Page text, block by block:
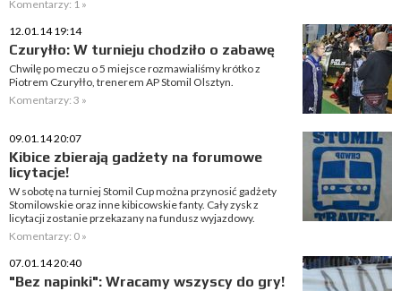
Komentarzy: 1 »
12.01.14 19:14
Czuryłło: W turnieju chodziło o zabawę
Chwilę po meczu o 5 miejsce rozmawialiśmy krótko z
Piotrem Czuryłło, trenerem AP Stomil Olsztyn.
Komentarzy: 3 »
09.01.14 20:07
Kibice zbierają gadżety na forumowe
licytacje!
W sobotę na turniej Stomil Cup można przynosić gadżety
Stomilowskie oraz inne kibicowskie fanty. Cały zysk z
licytacji zostanie przekazany na fundusz wyjazdowy.
Komentarzy: 0 »
07.01.14 20:40
"Bez napinki": Wracamy wszyscy do gry!